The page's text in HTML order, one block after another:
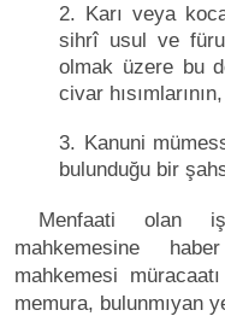
2. Karı veya
sihrî usul ve
olmak üzere bu
civar hısımlarının,
3. Kanuni
bulunduğu bir
Menfaati olan
mahkemesine
mahkemesi
memura, bulunmıyan